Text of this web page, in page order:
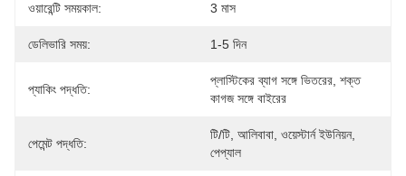
ওয়ারেন্টি সময়কাল: 3 মাস
ডেলিভারি সময়: 1-5 দিন
প্যাকিং পদ্ধতি:
প্লাস্টিকের ব্যাগ সঙ্গে ভিতরের, শক্ত
কাগজ সঙ্গে বাইরের
পেমেন্ট পদ্ধতি:
টি/টি, আলিবাবা, ওয়েস্টার্ন ইউনিয়ন,
পেপ্যাল